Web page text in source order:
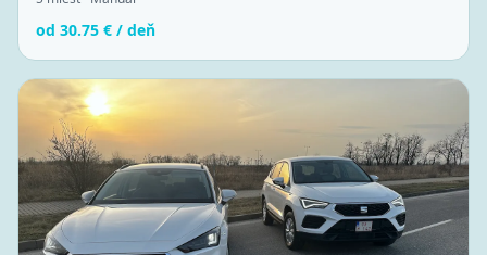
od 30.75 € / deň